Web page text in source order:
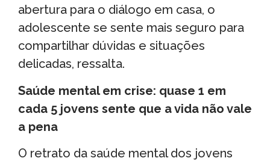
abertura para o diálogo em casa, o
adolescente se sente mais seguro para
compartilhar dúvidas e situações
delicadas, ressalta.
Saúde mental em crise: quase 1 em
cada 5 jovens sente que a vida não vale
a pena
O retrato da saúde mental dos jovens